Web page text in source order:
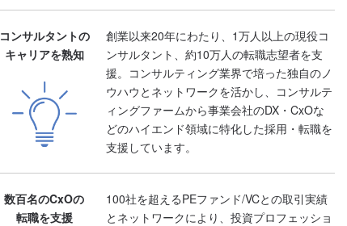
コンサルタントの
キャリアを熟知
創業以来20年にわたり、1万人以上の現役コ
ンサルタント、約10万人の転職志望者を支
援。コンサルティング業界で培った独自のノ
ウハウとネットワークを活かし、コンサルテ
ィングファームから事業会社のDX・CxOな
どのハイエンド領域に特化した採用・転職を
支援しています。
数百名のCxOの
転職を支援
100社を超えるPEファンド/VCとの取引実績
とネットワークにより、投資プロフェッショ